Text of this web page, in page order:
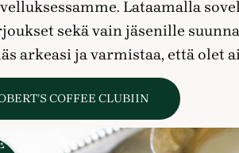
Lataamalla
sekä vain jäsenille
arkeasi ja varmistaa, että olet
COFFEE CLUBIIN